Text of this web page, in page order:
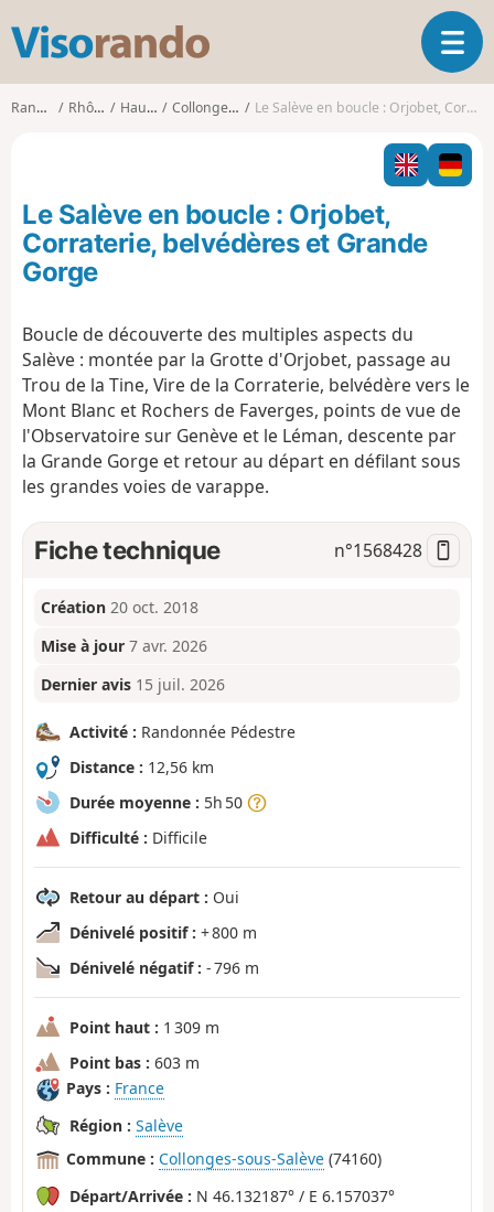
s
o
o
O
u
v
i
r
l
o
n
Randonnées Rhône-Alpes Haute-Savoie Collonges-sous-Salève Le Salève en boucle : Orjobet, Corraterie, belvédères et Grande Gorge
Le Salève en boucle : Orjobet,
Corraterie, belvédères et Grande
Gorge
Boucle de découverte des multiples aspects du
Salève : montée par la Grotte d'Orjobet, passage au
Trou de la Tine, Vire de la Corraterie, belvédère vers le
Mont Blanc et Rochers de Faverges, points de vue de
l'Observatoire sur Genève et le Léman, descente par
la Grande Gorge et retour au départ en défilant sous
les grandes voies de varappe.
Fiche technique n°1568428
Création 20 oct. 2018
Mise à jour 7 avr. 2026
Dernier avis 15 juil. 2026
Activité : Randonnée Pédestre
Distance : 12,56 km
Durée moyenne : 5h 50
Difficulté : Difficile
Retour au départ : Oui
Dénivelé positif : + 800 m
Dénivelé négatif : - 796 m
Point haut : 1 309 m
Point bas : 603 m
Pays : France
Région : Salève
Commune : Collonges-sous-Salève (74160)
Départ/Arrivée : N 46.132187° / E 6.157037°